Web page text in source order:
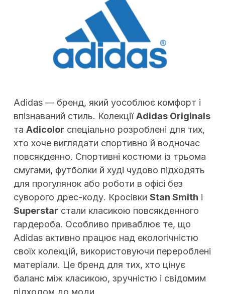
Adidas — бренд, який уособлює комфорт і
впізнаваний стиль. КолекціїAdidas Originals
та Adicolor спеціально розроблені для тих,
хто хоче виглядати спортивно й водночас
повсякденно. Спортивні костюми із трьома
смугами, футболки й худі чудово підходять
для прогулянок або роботи в офісі без
суворого дрес-коду. Кросівки Stan Smith і
Superstar стали класикою повсякденного
гардероба. Особливо приваблює те, що
Adidas активно працює над екологічністю
своїх колекцій, використовуючи перероблені
матеріали. Це бренд для тих, хто цінує
баланс між класикою, зручністю і свідомим
підходом до моди.